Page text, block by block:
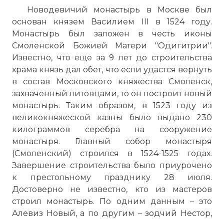
Новодевичий монастырь в Москве был
основан князем Василием III в 1524 году.
Монастырь был заложен в честь иконы
Смоленской Божией Матери "Одигитрии".
Известно, что еще за 9 лет до строительства
храма князь дал обет, что если удастся вернуть
в состав Московского княжества Смоленск,
захваченный литовцами, то он построит новый
монастырь. Таким образом, в 1523 году из
великокняжеской казны было выдано 230
килограммов серебра на сооружение
монастыря. Главный собор монастыря
(Смоленский) строился в 1524-1525 годах.
Завершение строительства было приурочено
к престольному празднику 28 июля.
Достоверно не известно, кто из мастеров
строил монастырь. По одним данным – это
Алевиз Новый, а по другим – зодчий Нестор,